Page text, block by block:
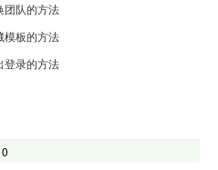
团队的方法
模板的方法
登录的方法